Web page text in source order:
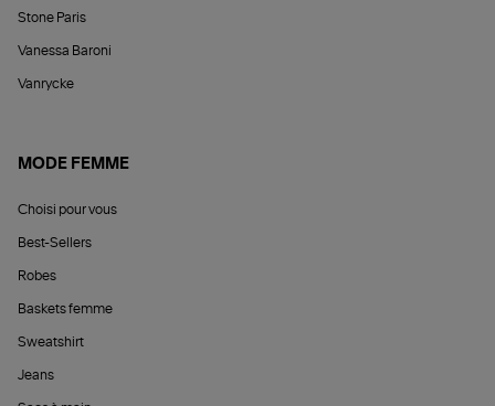
Stone Paris
Vanessa Baroni
Vanrycke
MODE FEMME
Choisi pour vous
Best-Sellers
Robes
Baskets femme
Sweatshirt
Jeans